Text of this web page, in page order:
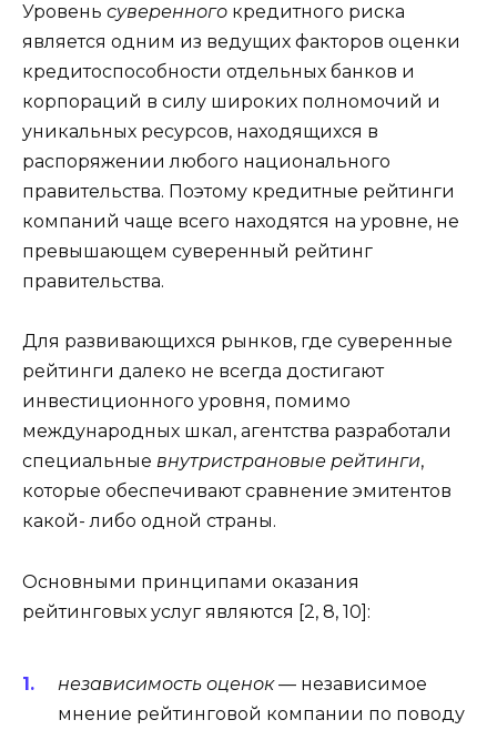
Уровень суверенного кредитного риска
является одним из ведущих факторов оценки
кредитоспособности отдельных банков и
корпораций в силу широких полномочий и
уникальных ресурсов, находящихся в
распоряжении любого национального
правительства. Поэтому кредитные рейтинги
компаний чаще всего находятся на уровне, не
превышающем суверенный рейтинг
правительства.
Для развивающихся рынков, где суверенные
рейтинги далеко не всегда достигают
инвестиционного уровня, помимо
международных шкал, агентства разработали
специальные внутристрановые рейтинги,
которые обеспечивают сравнение эмитентов
какой- либо одной страны.
Основными принципами оказания
рейтинговых услуг являются [2, 8, 10]:
независимость оценок— независимое
мнение рейтинговой компании по поводу